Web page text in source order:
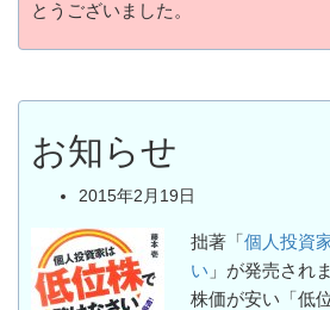
とうございました。
お知らせ
2015年2月19日
拙著「 個人投資
い 」が発売され
株価が安い「低